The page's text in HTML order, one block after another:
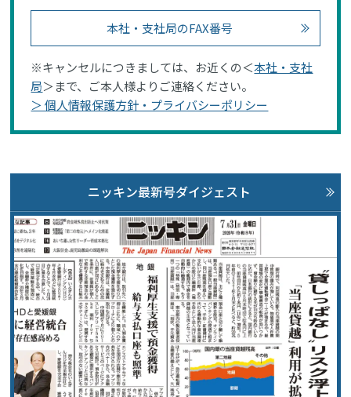
本社・支社局のFAX番号
※キャンセルにつきましては、お近くの＜本社・支社
局＞まで、ご本人様よりご連絡ください。
＞ 個人情報保護方針・プライバシーポリシー
ニッキン最新号ダイジェスト